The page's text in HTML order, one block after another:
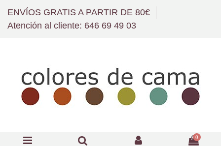
ENVÍOS GRATIS A PARTIR DE 80€
Atención al cliente: 646 69 49 03
0